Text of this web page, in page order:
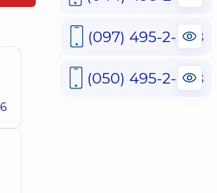
(097) 495-2-888
(050) 495-2-888